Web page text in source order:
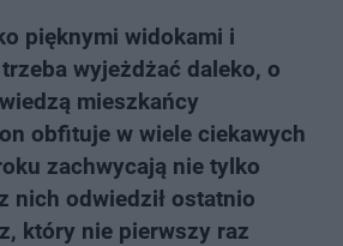
pięknymi widokami i
wyjeżdżać daleko, o
mieszkańcy
obfituje w wiele ciekawych
zachwycają nie tylko
nich odwiedził ostatnio
który nie pierwszy raz